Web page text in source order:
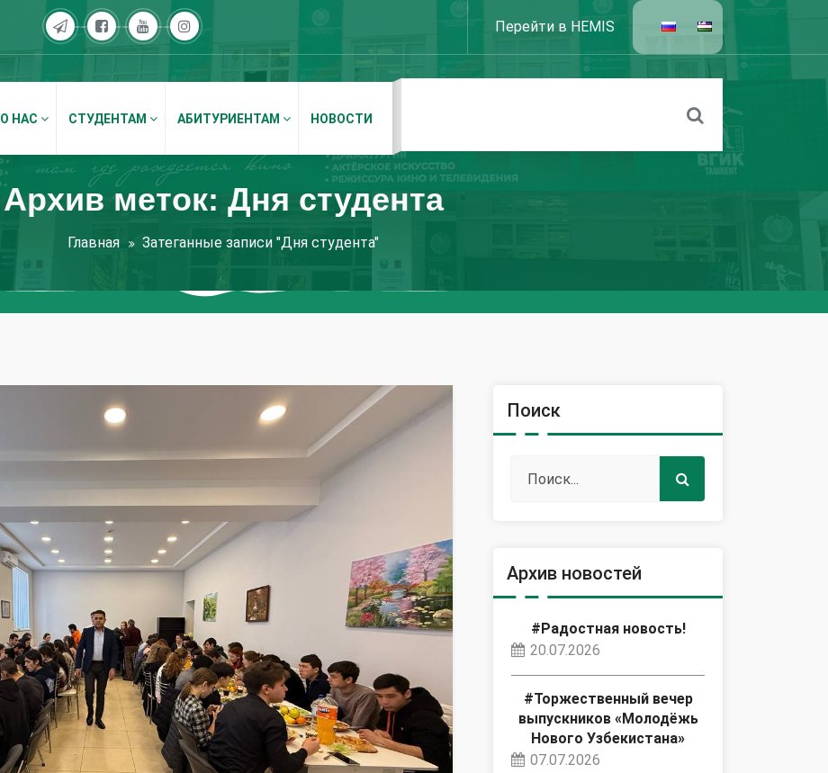
Перейти в HEMIS
О НАС СТУДЕНТАМ АБИТУРИЕНТАМ НОВОСТИ
Архив меток: Дня студента
Главная Затеганные записи "Дня студента"
Поиск
Архив новостей
#Радостная новость!
20.07.2026
#Торжественный вечер
выпускников «Молодёжь
Нового Узбекистана»
07.07.2026